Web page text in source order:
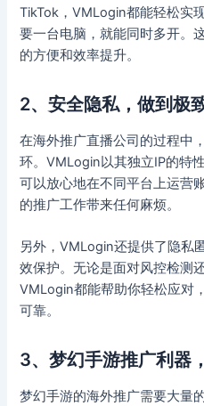
TikTok，VMLogin都能轻松实
要一台电脑，就能同时多开。
的方便和效率提升。
2、安全隐私，做到极
在海外推广直播公司的过程中
环。VMLogin以其独立IP的特
可以放心地在不同平台上运营
的推广工作带来任何麻烦。
另外，VMLogin还提供了隐私
效保护。无论是面对风控检测
VMLogin都能帮助你轻松应对
可靠。
3、梦幻手游推广利器
梦幻手游的海外推广需要大量